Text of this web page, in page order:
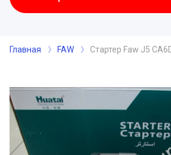
Главная FAW Стартер Faw J5